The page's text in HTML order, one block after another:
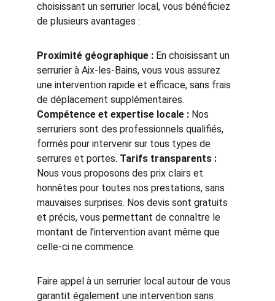
choisissant un serrurier local, vous bénéficiez
de plusieurs avantages :
Proximité géographique : En choisissant un
serrurier à Aix-les-Bains, vous vous assurez
une intervention rapide et efficace, sans frais
de déplacement supplémentaires.
Compétence et expertise locale : Nos
serruriers sont des professionnels qualifiés,
formés pour intervenir sur tous types de
serrures et portes. Tarifs transparents :
Nous vous proposons des prix clairs et
honnêtes pour toutes nos prestations, sans
mauvaises surprises. Nos devis sont gratuits
et précis, vous permettant de connaître le
montant de l’intervention avant même que
celle-ci ne commence.
Faire appel à un serrurier local autour de vous
garantit également une intervention sans